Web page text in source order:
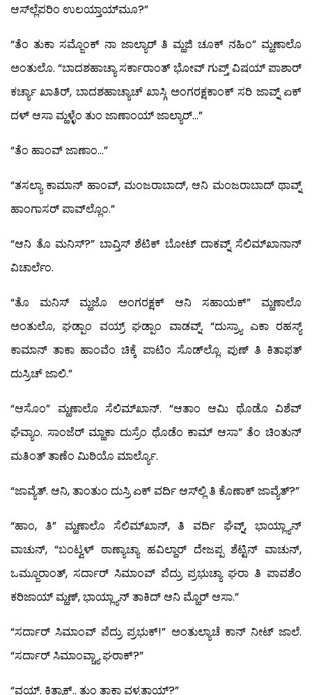
ಆಸ್‍ಲ್ಲೆಪರಿಂ ಉಲಯ್ತಾಯ್‍ಮೂ?”
“ತೆಂ ತುಕಾ ಸಮ್ಜೊಂಕ್ ನಾ ಜಾಲ್ಯಾರ್ ತಿ ಮ್ಹಜಿ ಚೂಕ್ ನಹಿಂ” ಮ್ಹಣಾಲೊ
ಅಂತುಲೊ. “ಬಾದಶಹಾಚ್ಯಾ ಸರ್ಕಾರಾಂತ್ ಭೋವ್ ಗುಪ್ತ್ ವಿಷಯ್ ಪಾಶಾರ್
ಕರ್ಚ್ಯಾ ಖಾತಿರ್, ಬಾದಶಹಾಚ್ಯಾಚ್ ಖಾಸ್ಗಿ ಅಂಗರಕ್ಷಕಾಂಕ್ ಸರಿ ಜಾವ್ನ್ ಏಕ್
ದಳ್ ಆಸಾ ಮ್ಹಳ್ಳೆಂ ತುಂ ಜಾಣಾಂಯ್ ಜಾಲ್ಯಾರ್…”
“ತೆಂ ಹಾಂವ್ ಜಾಣಾಂ…”
“ತಸಲ್ಯಾ ಕಾಮಾನ್ ಹಾಂವ್, ಮಂಜರಾಬಾದ್, ಆನಿ ಮಂಜರಾಬಾದ್ ಥಾವ್ನ್
ಹಾಂಗಾಸರ್ ಪಾವ್‍ಲ್ಲೊಂ.”
“ಆನಿ ತೊ ಮನಿಸ್?” ಬಾವ್ತಿಸ್ ಶೆಟಿಕ್ ಬೋಟ್ ದಾಕವ್ನ್ ಸೆಲಿಮ್‍ಖಾನಾನ್
ವಿಚಾರ್ಲೆಂ.
“ತೊ ಮನಿಸ್ ಮ್ಹಜೊ ಅಂಗರಕ್ಷಕ್ ಆನಿ ಸಹಾಯಕ್” ಮ್ಹಣಾಲೊ
ಅಂತುಲೊ, ಘಡ್ಪಾಂ ವಯ್ರ್ ಘಡ್ಪಾಂ ವಾಡವ್ನ್. “ದುಸ್ರ್ಯಾ ಎಕಾ ರಹಸ್ಯ್
ಕಾಮಾನ್ ತಾಕಾ ಹಾಂವೆಂ ಚಿಕ್ಕೆ ಪಾಟಿಂ ಸೊಡ್‍ಲ್ಲೊ. ಪುಣ್ ತಿ ಕಿತಾಫತ್
ದುಸ್ರಿಚ್ ಜಾಲಿ.”
“ಆಸೊಂ” ಮ್ಹಣಾಲೊ ಸೆಲಿಮ್‍ಖಾನ್. “ಆತಾಂ ಆಮಿ ಥೊಡೊ ವಿಶೆವ್
ಘೆವ್ಯಾಂ. ಸಾಂಜೆರ್ ಮ್ಹಾಕಾ ದುಸ್ರೆಂ ಥೊಡೆಂ ಕಾಮ್ ಆಸಾ” ತೆಂ ಚಿಂತುನ್
ಮತಿಂತ್ ತಾಣೆಂ ಮಿಠಿಯೊ ಮಾರ್ಲ್ಯೊ.
“ಜಾವ್ಯೆತ್. ಆನಿ, ತಾಂತುಂ ದುಸ್ರಿ ಏಕ್ ವರ್ದಿ ಆಸ್‍ಲ್ಲಿ ತಿ ಕೊಣಾಕ್ ಜಾವ್ಯೆತ್?”
“ಹಾಂ, ತಿ” ಮ್ಹಣಾಲೊ ಸೆಲಿಮ್‍ಖಾನ್, ತಿ ವರ್ದಿ ಘೆವ್ನ್, ಭಾಯ್ಲ್ಯಾನ್
ವಾಚುನ್, “ಬಂಟ್ವಳ್ ಠಾಣ್ಯಾಚ್ಯಾ ಹವಿಲ್ದಾರ್ ದೇಜಪ್ಪ ಶೆಟ್ಟಿನ್ ವಾಚುನ್,
ಒಮ್ಜೂರಾಂತ್, ಸರ್ದಾರ್ ಸಿಮಾಂವ್ ಪೆದ್ರು ಪ್ರಭುಚ್ಯಾ ಘರಾ ತಿ ಪಾವಶೆಂ
ಕರಿಜಾಯ್ ಮ್ಹಣ್, ಭಾಯ್ಲ್ಯಾನ್ ತಾಕಿದ್ ಆನಿ ಮ್ಹೊರ್ ಆಸಾ.”
“ಸರ್ದಾರ್ ಸಿಮಾಂವ್ ಪೆದ್ರು ಪ್ರಭುಕ್!” ಅಂತುಲ್ಯಾಚೆ ಕಾನ್ ನೀಟ್ ಜಾಲೆ.
“ಸರ್ದಾರ್ ಸಿಮಾಂವ್ಚ್ಯಾ ಘರಾಕ್?”
“ವ್ಹಯ್. ಕಿತ್ಯಾಕ್.. ತುಂ ತಾಕಾ ವಳ್ಕತಾಯ್?”